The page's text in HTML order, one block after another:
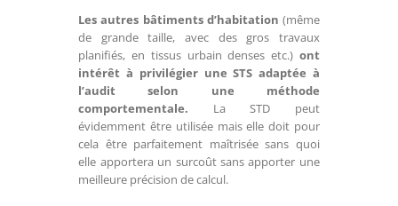
Les autres bâtiments d’habitation (même
de grande taille, avec des gros travaux
planifiés, en tissus urbain denses etc.) ont
intérêt à privilégier une STS adaptée à
l’audit selon une méthode
comportementale. La STD peut
évidemment être utilisée mais elle doit pour
cela être parfaitement maîtrisée sans quoi
elle apportera un surcoût sans apporter une
meilleure précision de calcul.